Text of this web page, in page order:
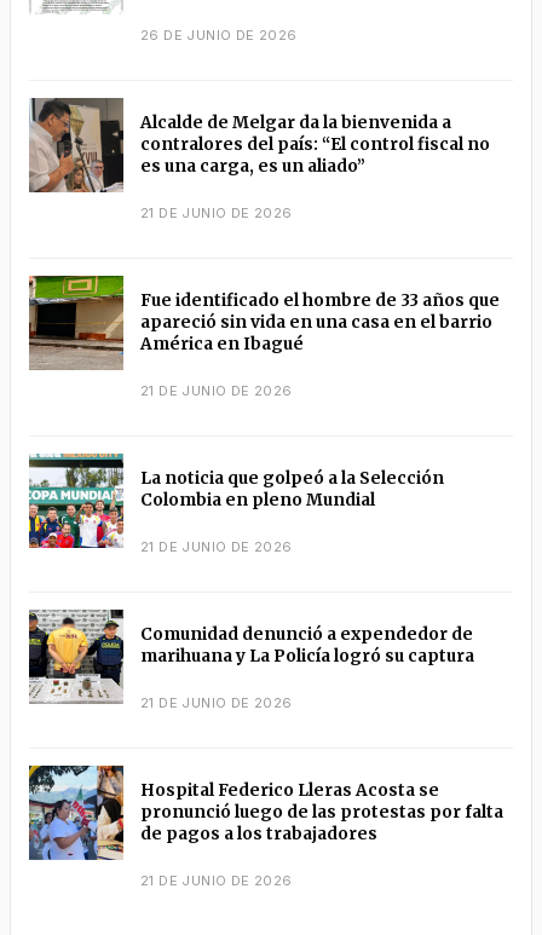
26 DE JUNIO DE 2026
Alcalde de Melgar da la bienvenida a
contralores del país: “El control fiscal no
es una carga, es un aliado”
21 DE JUNIO DE 2026
Fue identificado el hombre de 33 años que
apareció sin vida en una casa en el barrio
América en Ibagué
21 DE JUNIO DE 2026
La noticia que golpeó a la Selección
Colombia en pleno Mundial
21 DE JUNIO DE 2026
Comunidad denunció a expendedor de
marihuana y La Policía logró su captura
21 DE JUNIO DE 2026
Hospital Federico Lleras Acosta se
pronunció luego de las protestas por falta
de pagos a los trabajadores
21 DE JUNIO DE 2026